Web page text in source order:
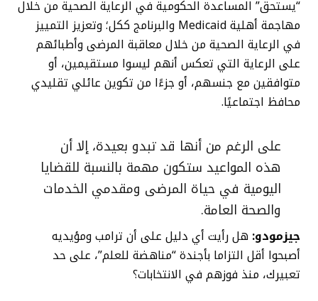
“يستحق” المساعدة الحكومية في الرعاية الصحية من خلال
مهاجمة أهلية Medicaid والبرنامج ككل؛ وتعزيز التمييز
في الرعاية الصحية من خلال معاقبة المرضى وأطبائهم
على الرعاية التي تعكس أنهم ليسوا مستقيمين، أو
متوافقين مع جنسهم، أو جزءًا من تكوين عائلي تقليدي
محافظ اجتماعيًا.
على الرغم من أنها قد تبدو بعيدة، إلا أن
هذه المواعيد ستكون مهمة بالنسبة للقضايا
اليومية في حياة المرضى ومقدمي الخدمات
والصحة العامة.
جيزمودو: هل رأيت أي دليل على أن ترامب ومؤيديه
أصبحوا أقل التزاما بأجندة “مناهضة للعلم”، على حد
تعبيرك، منذ فوزهم في الانتخابات؟